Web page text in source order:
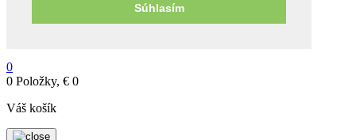
Súhlasím
Wishlist – Moje želania
0
0 Položky, € 0
Váš košík